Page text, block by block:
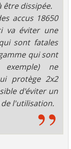
dissipée.
accus 18650
va éviter une
sont fatales
qui sont
exemple) ne
protège 2x2
d'éviter un
l'utilisation.